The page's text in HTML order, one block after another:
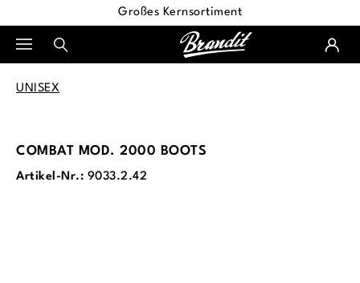
Großes Kernsortiment
UNISEX
COMBAT MOD. 2000 BOOTS
Artikel-Nr.: 9033.2.42